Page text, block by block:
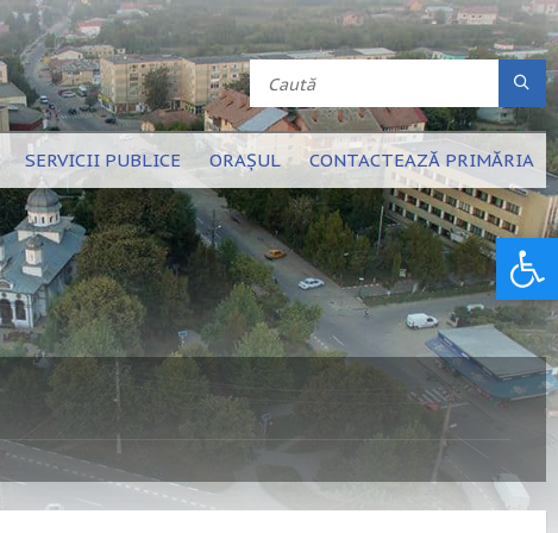
SERVICII PUBLICE ORAȘUL CONTACTEAZĂ PRIMĂRIA
Deschide bara de unelte